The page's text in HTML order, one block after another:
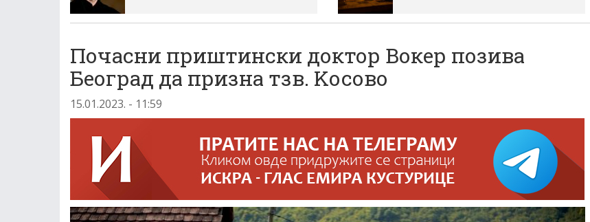
Почасни приштински доктор Вокер позива
Београд да призна тзв. Kосово
15.01.2023. - 11:59